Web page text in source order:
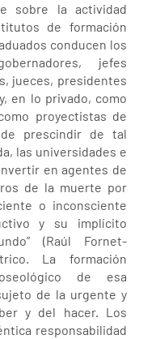
sobre la actividad
de formación
conducen los
jefes
jueces, presidentes
en lo privado, como
proyectistas de
prescindir de tal
las universidades e
en agentes de
de la muerte por
o inconsciente
y su implícito
(Raúl Fornet-
La formación
de esa
de la urgente y
y del hacer. Los
responsabilidad